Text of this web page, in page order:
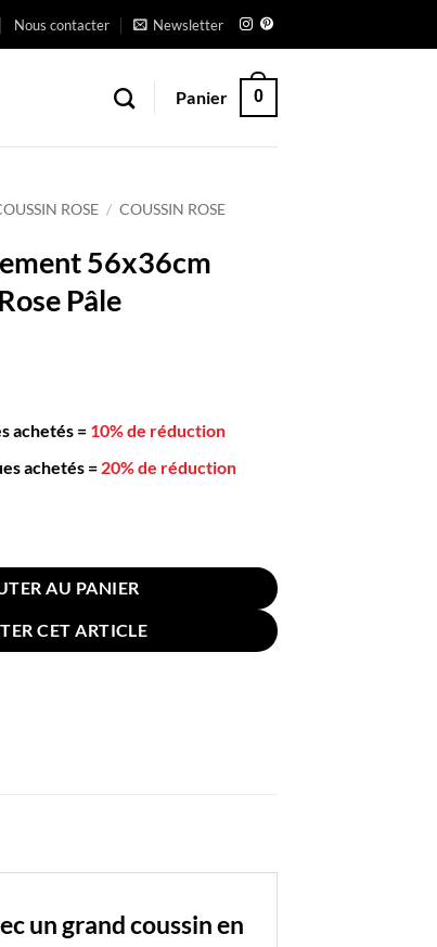
Nous contacter Newsletter
Panier 0
ROSE / COUSSIN ROSE
56x36cm
Pâle
achetés = 10% de réduction
achetés = 20% de réduction
56x36cm Montgolfière Rose Pâle
AU PANIER
CET ARTICLE
un grand coussin en